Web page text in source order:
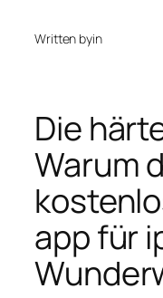
Written byin
Die
Warum
app für